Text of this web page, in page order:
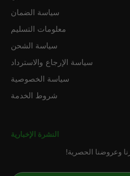
سياسة الضمان
معلومات التسليم
سياسة الشحن
سياسة الإرجاع والاسترداد
سياسة الخصوصية
شروط الخدمة
النشرة الإخبارية
وعروضنا الحصرية!